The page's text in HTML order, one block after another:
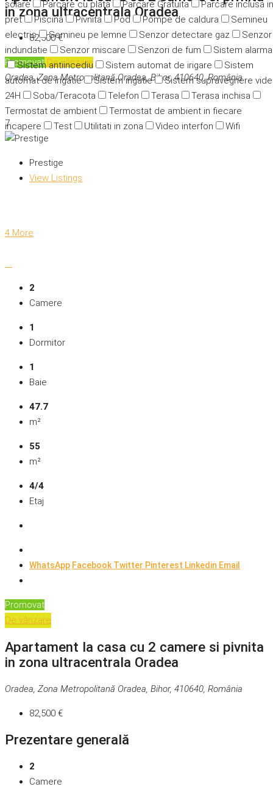
solare
Parcare cu plata Parcare Gratuita
Parcare inclusa in
pret
Piscina Pivnita Pod Pompe de caldura
Semineu
electric
Semineu pe lemne Senzor detectare gaz
Senzor
indundatie
Senzor miscare Senzori de fum
Sistem alarma
Sistem antiincediu
Sistem automat de irigare
Sistem
automat de irigatie
Sistem irigatie
Sistem supraveghere
24H
Soba/Teracota Telefon Terasa
Terasa inchisa
Termostat de ambient
Termostat de ambient in fiecare
incapere
Test Utilitati in zona Video interfon Wifi
in zona ultracentrala Oradea
82,500 €
PromovatDe vânzare
Oradea, Zona Metropolitană Oradea, Bihor, 410640, România
7
Prestige
View Listings
4 More
2
Camere
1
Dormitor
1
Baie
47.7
m²
55
m²
4/4
Etaj
WhatsApp FacebookTwitter Pinterest Linkedin Email
Promovat
De vânzare
Apartament la casa cu 2 camere si pivnita
in zona ultracentrala Oradea
Oradea, Zona Metropolitană Oradea, Bihor, 410640, România
82,500 €
Prezentare generală
2
Camere